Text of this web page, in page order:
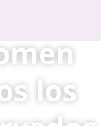
los